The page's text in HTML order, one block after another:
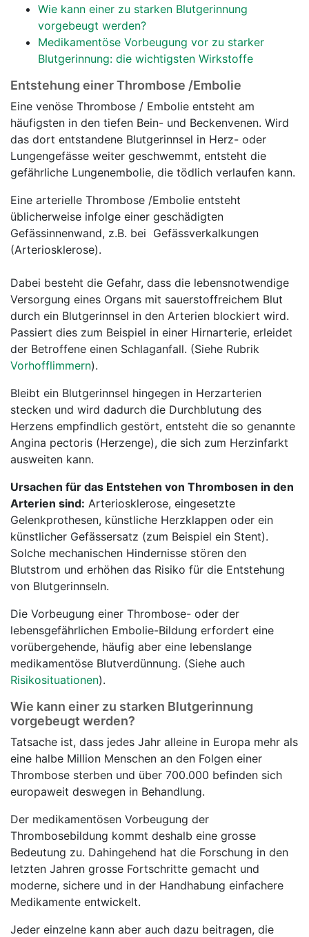
Wie kann einer zu starken Blutgerinnung
vorgebeugt werden?
Medikamentöse Vorbeugung vor zu starker
Blutgerinnung: die wichtigsten Wirkstoffe
Entstehung einer Thrombose /Embolie
Eine venöse Thrombose / Embolie entsteht am
häufigsten in den tiefen Bein- und Beckenvenen. Wird
das dort entstandene Blutgerinnsel in Herz- oder
Lungengefässe weiter geschwemmt, entsteht die
gefährliche Lungenembolie, die tödlich verlaufen kann.
Eine arterielle Thrombose /Embolie entsteht
üblicherweise infolge einer geschädigten
Gefässinnenwand, z.B. bei Gefässverkalkungen
(Arteriosklerose).
Dabei besteht die Gefahr, dass die lebensnotwendige
Versorgung eines Organs mit sauerstoffreichem Blut
durch ein Blutgerinnsel in den Arterien blockiert wird.
Passiert dies zum Beispiel in einer Hirnarterie, erleidet
der Betroffene einen Schlaganfall. (Siehe Rubrik
Vorhofflimmern).
Bleibt ein Blutgerinnsel hingegen in Herzarterien
stecken und wird dadurch die Durchblutung des
Herzens empfindlich gestört, entsteht die so genannte
Angina pectoris (Herzenge), die sich zum Herzinfarkt
ausweiten kann.
Ursachen für das Entstehen von Thrombosen in den
Arterien sind: Arteriosklerose, eingesetzte
Gelenkprothesen, künstliche Herzklappen oder ein
künstlicher Gefässersatz (zum Beispiel ein Stent).
Solche mechanischen Hindernisse stören den
Blutstrom und erhöhen das Risiko für die Entstehung
von Blutgerinnseln.
Die Vorbeugung einer Thrombose- oder der
lebensgefährlichen Embolie-Bildung erfordert eine
vorübergehende, häufig aber eine lebenslange
medikamentöse Blutverdünnung. (Siehe auch
Risikosituationen).
Wie kann einer zu starken Blutgerinnung
vorgebeugt werden?
Tatsache ist, dass jedes Jahr alleine in Europa mehr als
eine halbe Million Menschen an den Folgen einer
Thrombose sterben und über 700.000 befinden sich
europaweit deswegen in Behandlung.
Der medikamentösen Vorbeugung der
Thrombosebildung kommt deshalb eine grosse
Bedeutung zu. Dahingehend hat die Forschung in den
letzten Jahren grosse Fortschritte gemacht und
moderne, sichere und in der Handhabung einfachere
Medikamente entwickelt.
Jeder einzelne kann aber auch dazu beitragen, die